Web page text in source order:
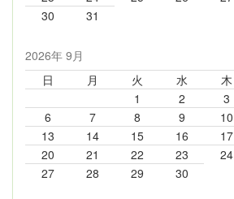
30
31
2026年 9月
日
月 火 水 木
1
2 3
6
7 8 9 10
13
14 15 16 17
20
21 22 23 24
27
28 29 30